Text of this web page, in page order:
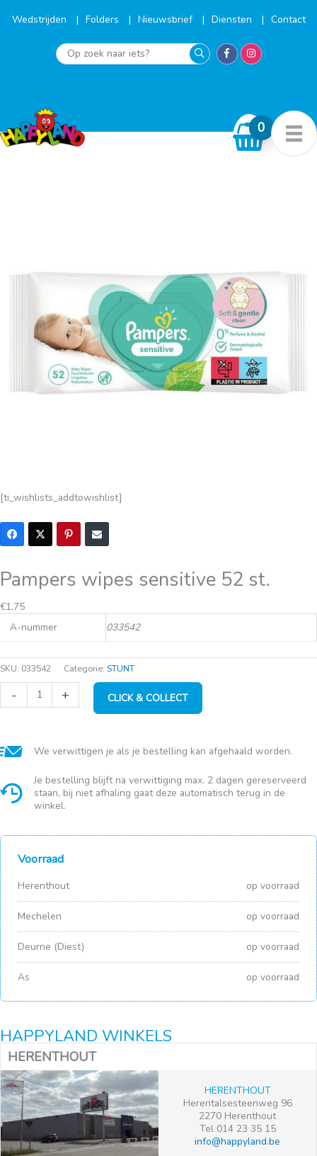
naarWedstrijden Folders Nieuwsbrief Diensten Contact
Op
[ti_wishlists_addtowishlist]
Pampers wipes sensitive 52 st.
€1,75
A-nummer
033542
SKU: 033542 Categorie: STUNT
-
Pampers
wipes
aantal
+ CLICK & COLLECT
We verwittigen je als je bestelling kan afgehaald worden.
Je bestelling blijft na verwittiging max. 2 dagen gereserveerd
staan, bij niet afhaling gaat deze automatisch terug in de
winkel.
Voorraad
Herenthout op voorraad
Mechelen op voorraad
Deurne (Diest) op voorraad
As op voorraad
HAPPYLAND WINKELS
HERENTHOUT
HERENTHOUT
Herentalsesteenweg 96
2270 Herenthout
Tel 014 23 35 15
info@happyland.be